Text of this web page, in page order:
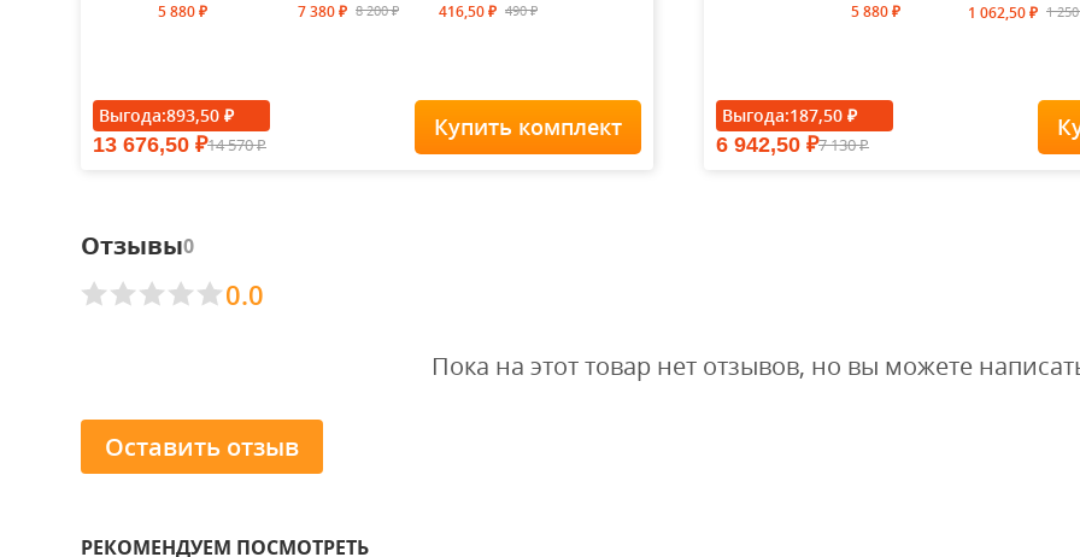
5 880 ₽ 7 380₽ 8 200₽ 416,50 ₽ 490₽
Выгода:893,50 ₽
13 676,50 ₽14 570₽
Купить комплект
5 880 ₽ 1 062,50 ₽ 1
Футболка Forest-
Выгода:187,50 ₽
6 942,50 ₽7 130₽
Отзывы0
0.0
Пока на этот товар нет отзывов, но вы можете
Оставить отзыв
РЕКОМЕНДУЕМ ПОСМОТРЕТЬ